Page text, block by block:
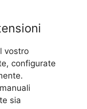
vostro
configurate
sia